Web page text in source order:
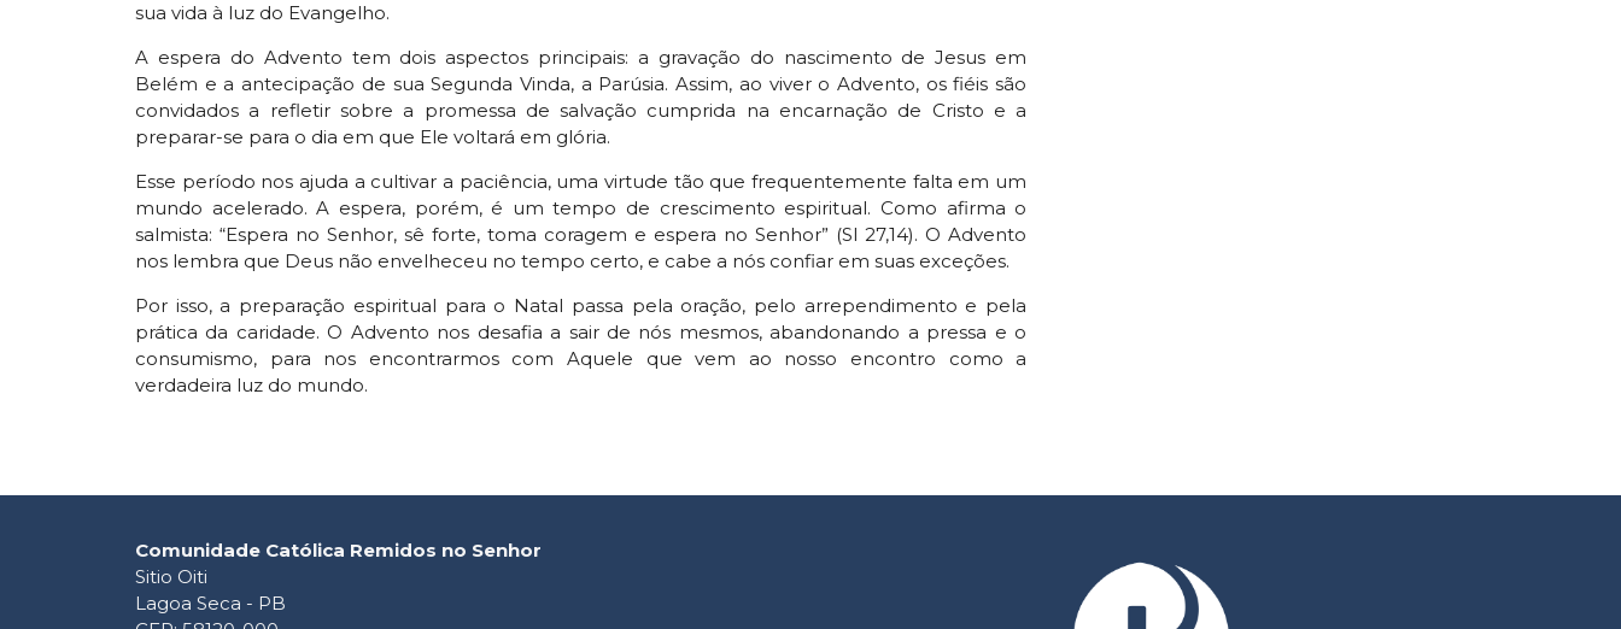
sua vida à luz do Evangelho.
A espera do Advento tem dois aspectos principais: a gravação do nascimento de Jesus em
Belém e a antecipação de sua Segunda Vinda, a Parúsia. Assim, ao viver o Advento, os fiéis são
convidados a refletir sobre a promessa de salvação cumprida na encarnação de Cristo e a
preparar-se para o dia em que Ele voltará em glória.
Esse período nos ajuda a cultivar a paciência, uma virtude tão que frequentemente falta em um
mundo acelerado. A espera, porém, é um tempo de crescimento espiritual. Como afirma o
salmista: “Espera no Senhor, sê forte, toma coragem e espera no Senhor” (Sl 27,14). O Advento
nos lembra que Deus não envelheceu no tempo certo, e cabe a nós confiar em suas exceções.
Por isso, a preparação espiritual para o Natal passa pela oração, pelo arrependimento e pela
prática da caridade. O Advento nos desafia a sair de nós mesmos, abandonando a pressa e o
consumismo, para nos encontrarmos com Aquele que vem ao nosso encontro como a
verdadeira luz do mundo.
Comunidade Católica Remidos no Senhor
Sitio Oiti
Lagoa Seca - PB